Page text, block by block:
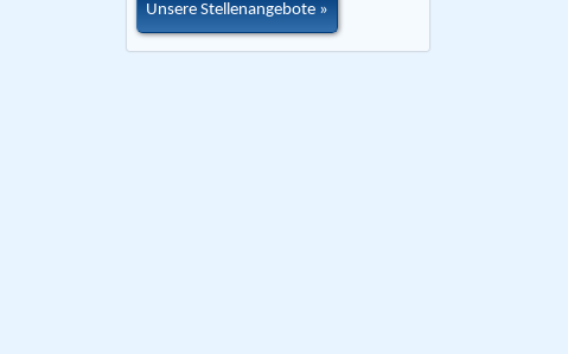
Unsere Stellenangebote